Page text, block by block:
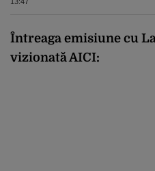
Întreaga emisiune cu
vizionată AICI: